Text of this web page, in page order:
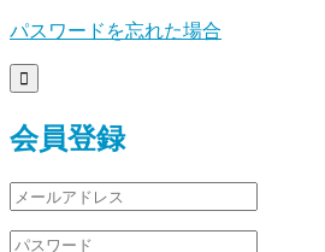
パスワードを忘れた場合

会員登録